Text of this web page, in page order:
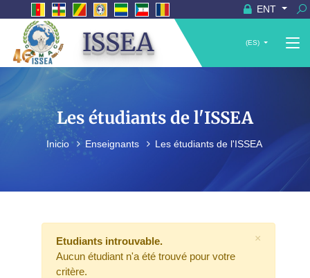
ENT
ISSEA (ES)
Les étudiants de l'ISSEA
Inicio Enseignants Les étudiants de l'ISSEA
Etudiants introuvable.
Aucun étudiant n'a été trouvé pour votre
critère.
×